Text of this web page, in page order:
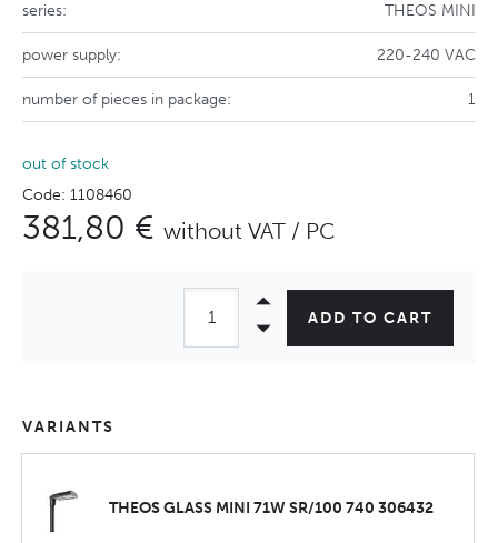
series: THEOS MINI
power supply: 220-240 VAC
number of pieces in package: 1
out of stock
Code: 1108460
381,80 € without VAT / PC
ADD TO CART
VARIANTS
THEOS GLASS MINI 71W SR/100 740 306432